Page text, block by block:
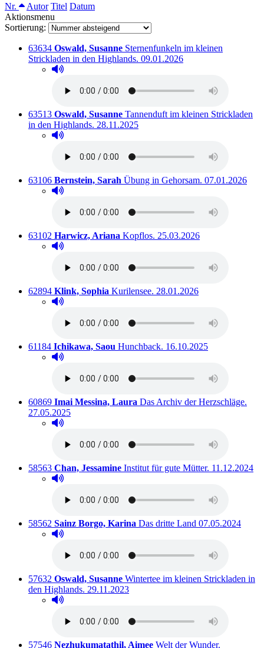
Nr. Autor Sortieren nach
Titel Datum
Aktionsmenu
Sortierung:
Titelnummer:
63634 von
Oswald, Susanne: Sternenfunkeln im kleinen
Strickladen in den Highlands. Ausleihbar seit dem
09.01.2026
Hörprobe abspielen
Hörprobe von Sternenfunkeln im kleinen Strickladen
Titelnummer:
63513 von
Oswald, Susanne: Tannenduft im kleinen Strickladen
in den Highlands. Ausleihbar seit dem
28.11.2025
Hörprobe abspielen
Hörprobe von Tannenduft im kleinen Strickladen in
Titelnummer:
63106 von
Bernstein, Sarah Übung in Gehorsam. Ausleihbar seit
07.01.2026
Hörprobe abspielen
Hörprobe von Übung in Gehorsam.
Titelnummer:
63102 von
Harwicz, Ariana Kopflos. Ausleihbar seit dem
25.03.2026
Hörprobe abspielen
Hörprobe von Kopflos.
Titelnummer:
62894 von
Klink, Sophia Kurilensee. Ausleihbar seit dem
28.01.2026
Hörprobe abspielen
Hörprobe von Kurilensee.
Titelnummer:
61184 von
Ichikawa, Saou Hunchback. Ausleihbar seit dem
16.10.2025
Hörprobe abspielen
Hörprobe von Hunchback.
Titelnummer:
60869 von
Imai Messina, Laura Das Archiv der Herzschläge.
27.05.2025
Hörprobe abspielen
Hörprobe von Das Archiv der Herzschläge.
Titelnummer:
58563 von
Chan, Jessamine: Institut für gute Mütter. Ausleihbar
11.12.2024
Hörprobe abspielen
Hörprobe von Institut für gute Mütter.
Titelnummer:
58562 von
Sainz Borgo, Karina Das dritte Land Ausleihbar seit
07.05.2024
Hörprobe abspielen
Hörprobe von Das dritte Land
Titelnummer:
57632 von
Oswald, Susanne: Wintertee im kleinen Strickladen in
den Highlands. Ausleihbar seit dem
29.11.2023
Hörprobe abspielen
Hörprobe von Wintertee im kleinen Strickladen in
Titelnummer:
57546 von
Nezhukumatathil, Aimee: Welt der Wunder.